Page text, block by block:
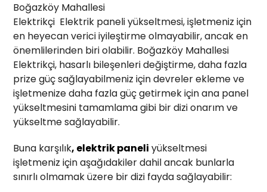
Boğazköy Mahallesi
Elektrikçi Elektrik paneli yükseltmesi, işletmeniz için
en heyecan verici iyileştirme olmayabilir, ancak en
önemlilerinden biri olabilir. Boğazköy Mahallesi
Elektrikçi, hasarlı bileşenleri değiştirme, daha fazla
prize güç sağlayabilmeniz için devreler ekleme ve
işletmenize daha fazla güç getirmek için ana panel
yükseltmesini tamamlama gibi bir dizi onarım ve
yükseltme sağlayabilir.
Buna karşılık, elektrik paneli yükseltmesi
işletmeniz için aşağıdakiler dahil ancak bunlarla
sınırlı olmamak üzere bir dizi fayda sağlayabilir: